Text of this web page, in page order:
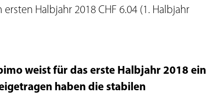
Halbjahr 2018 CHF 6.04 (1. Halbjahr
weist für das erste Halbjahr 2018 ein
haben die stabilen